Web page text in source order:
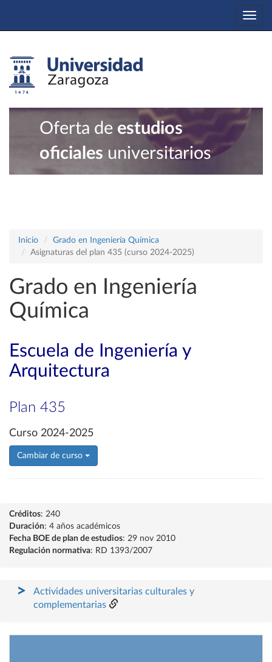
Oferta de estudios
oficiales universitarios
Inicio
Grado en Ingeniería Química
Asignaturas del plan 435 (curso 2024-2025)
Grado en Ingeniería
Química
Escuela de Ingeniería y
Arquitectura
Plan 435
Curso 2024-2025
Cambiar de curso
Créditos: 240
Duración: 4 años académicos
Fecha BOE de plan de estudios: 29 nov 2010
Regulación normativa: RD 1393/2007
Actividades universitarias culturales y
complementarias